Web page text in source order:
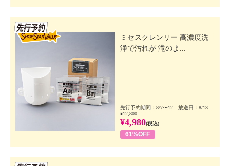
ミセスクレンリー 高濃度洗
浄で汚れが 滝のよ...
先行予約期間：8/7〜12 放送日：8/13
¥12,800
¥4,980(税込)
61%OFF